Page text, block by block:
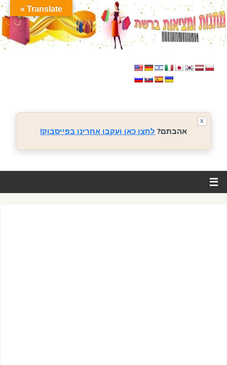
אהבתם? לחצו כאן ועקבו אחרינו בפייסבוק!
X
Translate »